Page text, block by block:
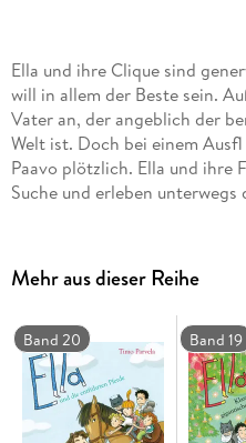
Ella und ihre Clique sind
will in allem der Beste sein.
Vater an, der angeblich der
Welt ist. Doch bei einem
Paavo plötzlich. Ella und ihre
Suche und erleben
Mehr aus dieser Reihe
Band 20 Band 19